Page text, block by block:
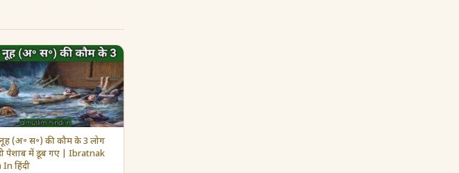
(अ॰ स॰) की कौम के 3 लोग
पेशाब में डूब गए | Ibratnak
हिंदी